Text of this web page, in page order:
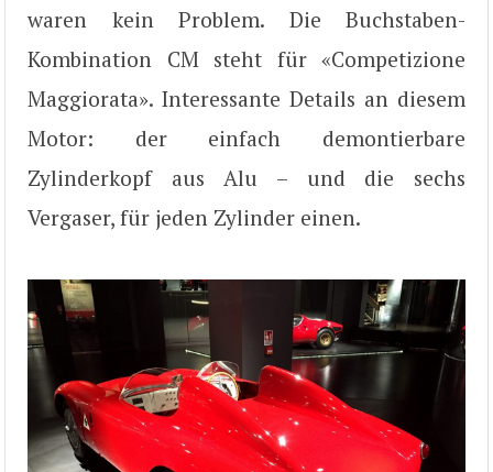
waren kein Problem. Die Buchstaben-
Kombination CM steht für «Competizione
Maggiorata». Interessante Details an diesem
Motor: der einfach demontierbare
Zylinderkopf aus Alu – und die sechs
Vergaser, für jeden Zylinder einen.